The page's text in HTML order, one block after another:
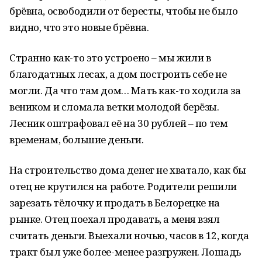
брёвна, освободили от бересты, чтобы не было
видно, что это новые брёвна.
Странно как-то это устроено – мы жили в
благодатных лесах, а дом построить себе не
могли. Да что там дом… Мать как-то ходила за
веником и сломала ветки молодой берёзы.
Лесник оштрафовал её на 30 рублей – по тем
временам, большие деньги.
На строительство дома денег не хватало, как бы
отец не крутился на работе. Родители решили
зарезать тёлочку и продать в Белорецке на
рынке. Отец поехал продавать, а меня взял
считать деньги. Выехали ночью, часов в 12, когда
тракт был уже более-менее разгружен. Лошадь